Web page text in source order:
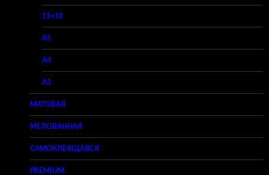
13×18
A5
A4
A3
МАТОВАЯ
МЕЛОВАННАЯ
САМОКЛЕЯЩАЯСЯ
PREMIUM